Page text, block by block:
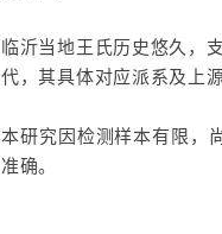
临沂当地王氏历史悠久，
代，其具体对应派系及上
本研究因检测样本有限，
准确。